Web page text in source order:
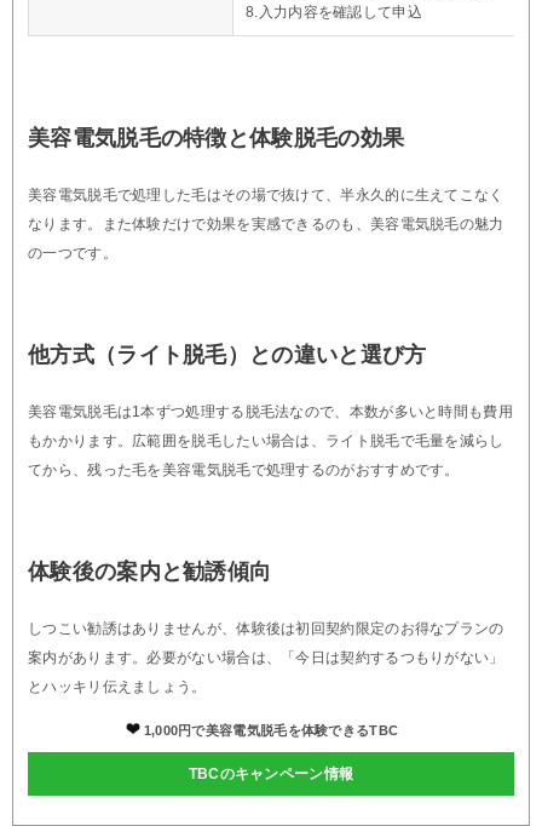
8.入力内容を確認して申込
美容電気脱毛の特徴と体験脱毛の効果
美容電気脱毛で処理した毛はその場で抜けて、半永久的に生えてこなく
なります。また体験だけで効果を実感できるのも、美容電気脱毛の魅力
の一つです。
他方式（ライト脱毛）との違いと選び方
美容電気脱毛は1本ずつ処理する脱毛法なので、本数が多いと時間も費用
もかかります。広範囲を脱毛したい場合は、ライト脱毛で毛量を減らし
てから、残った毛を美容電気脱毛で処理するのがおすすめです。
体験後の案内と勧誘傾向
しつこい勧誘はありませんが、体験後は初回契約限定のお得なプランの
案内があります。必要がない場合は、「今日は契約するつもりがない」
とハッキリ伝えましょう。
1,000円で美容電気脱毛を体験できるTBC
TBCのキャンペーン情報